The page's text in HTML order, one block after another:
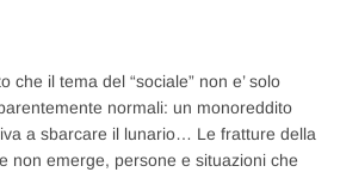
il tema del “sociale” non e’ solo
normali: un monoreddito
a sbarcare il lunario… Le fratture della
non emerge, persone e situazioni che